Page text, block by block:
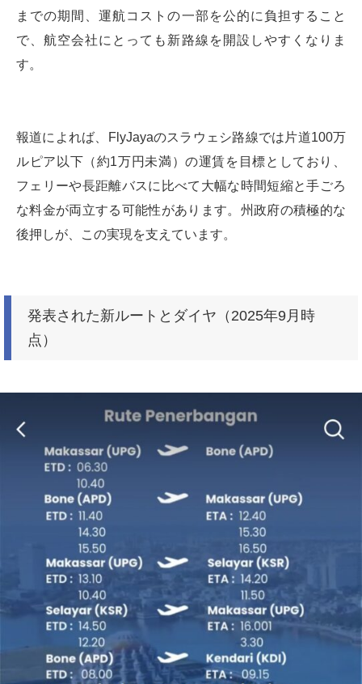
までの期間、運航コストの一部を公的に負担すること
で、航空会社にとっても新路線を開設しやすくなりま
す。
報道によれば、FlyJayaのスラウェシ路線では片道100万
ルピア以下（約1万円未満）の運賃を目標としており、
フェリーや長距離バスに比べて大幅な時間短縮と手ごろ
な料金が両立する可能性があります。州政府の積極的な
後押しが、この実現を支えています。
発表された新ルートとダイヤ（2025年9月時
点）